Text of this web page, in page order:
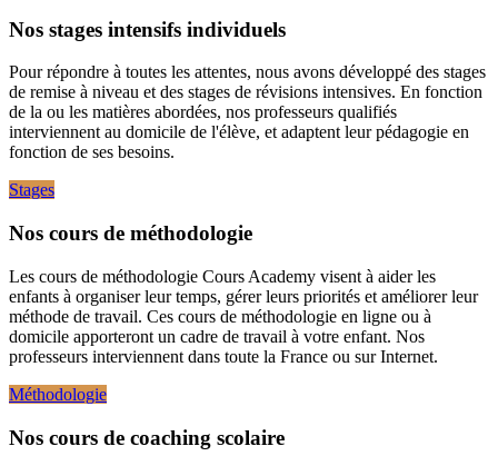
Nos stages intensifs individuels
Pour répondre à toutes les attentes, nous avons développé des stages
de remise à niveau et des stages de révisions intensives. En fonction
de la ou les matières abordées, nos professeurs qualifiés
interviennent au domicile de l'élève, et adaptent leur pédagogie en
fonction de ses besoins.
Stages
Nos cours de méthodologie
Les cours de méthodologie Cours Academy visent à aider les
enfants à organiser leur temps, gérer leurs priorités et améliorer leur
méthode de travail. Ces cours de méthodologie en ligne ou à
domicile apporteront un cadre de travail à votre enfant. Nos
professeurs interviennent dans toute la France ou sur Internet.
Méthodologie
Nos cours de coaching scolaire